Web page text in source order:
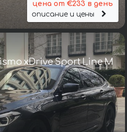
цена от €233 в день
описание и цены
xDrive Sport Line М